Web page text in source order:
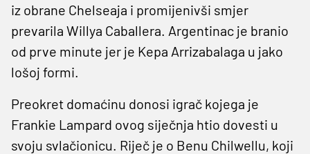
iz obrane Chelseaja i promijenivši smjer
prevarila Willya Caballera. Argentinac je branio
od prve minute jer je Kepa Arrizabalaga u jako
lošoj formi.
Preokret domaćinu donosi igrač kojega je
Frankie Lampard ovog siječnja htio dovesti u
svoju svlačionicu. Riječ je o Benu Chilwellu, koji